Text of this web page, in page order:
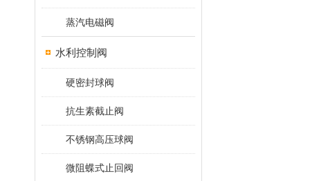
蒸汽电磁阀
水利控制阀
硬密封球阀
抗生素截止阀
不锈钢高压球阀
微阻蝶式止回阀